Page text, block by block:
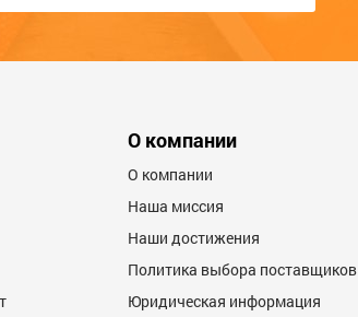
О компании
О компании
Наша миссия
Наши достижения
Политика выбора поставщиков
Юридическая информация